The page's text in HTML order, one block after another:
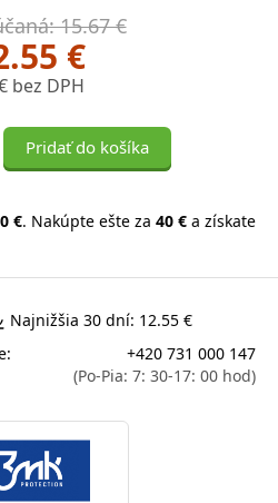
15.67 €
€
bez DPH
Pridať do košíka
0 €. Nakúpte ešte za 40 € a získate
Najnižšia 30 dní: 12.55 €
+420 731 000 147
(Po-Pia: 7: 30-17: 00 hod)